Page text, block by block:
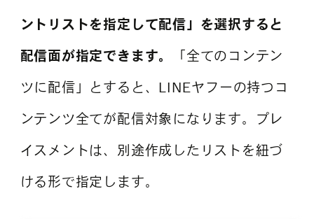
ントリストを指定して配信」を選択すると
配信面が指定できます。 「全てのコンテン
ツに配信」とすると、LINEヤフーの持つコ
ンテンツ全てが配信対象になります。プレ
イスメントは、別途作成したリストを紐づ
ける形で指定します。